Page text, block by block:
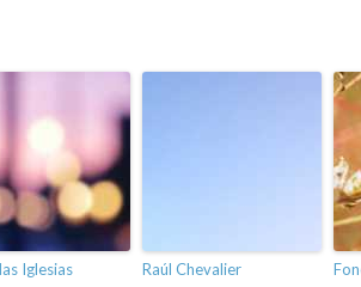
Iglesias Raúl Chevalier